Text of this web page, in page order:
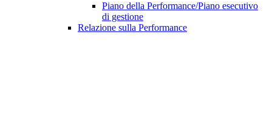
Piano della Performance/Piano esecutivo
di gestione
Relazione sulla Performance